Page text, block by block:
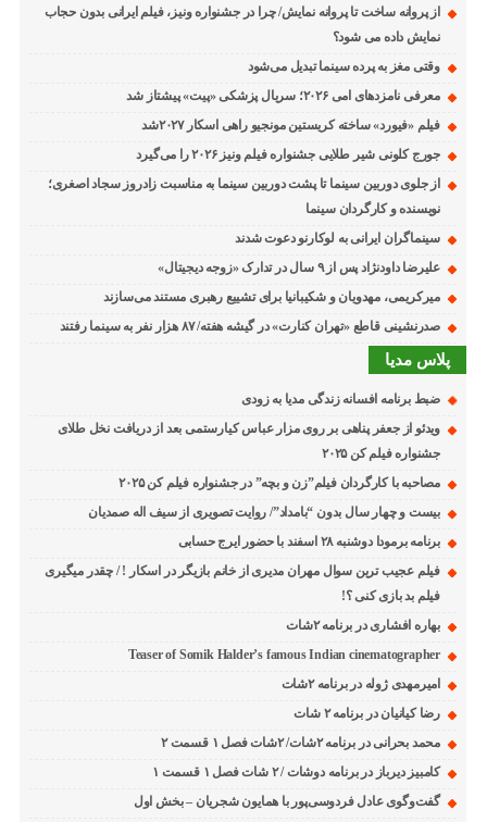
از پروانه ساخت تا پروانه نمایش/ چرا در جشنواره ونیز، فیلم ایرانی بدون حجاب
نمایش داده می شود؟
وقتی مغز به پرده سینما تبدیل می‌شود
معرفی نامزدهای امی ۲۰۲۶؛ سریال پزشکی «پیت» پیشتاز شد
فیلم «فیورد» ساخته کریستین مونجیو راهی اسکار ۲۰۲۷شد
جورج کلونی شیر طلایی جشنواره فیلم ونیز ۲۰۲۶ را می‌گیرد
از جلوی دوربین سینما تا پشت دوربین سینما به مناسبت زادروز سجاد اصغری؛
نویسنده و کارگردان سینما
سینماگران ایرانی به لوکارنو دعوت شدند
علیرضا داودنژاد پس از ۹ سال در تدارک «زوجه دیجیتال»
میرکریمی، مهدویان و شکیبانیا برای تشییع رهبری مستند می‌سازند
صدرنشینی قاطع «تهران کنارت» در گیشه هفته/ ۸۷ هزار نفر به سینما رفتند
پلاس مدیا
ضبط برنامه افسانه زندگی مدیا به زودی
ویدئو از جعفر پناهی بر روی مزار عباس کیارستمی بعد از دریافت نخل طلای
جشنواره فیلم کن ۲۰۲۵
مصاحبه با کارگردان فیلم”زن و بچه” در جشنواره فیلم کن ۲۰۲۵
بیست و چهار سال بدون “بامداد”/ روایت تصویری از سیف اله صمدیان
برنامه برمودا دوشنبه ۲۸ اسفند با حضور ایرج حسابی
فیلم عجیب ترین سوال مهران مدیری از خانم بازیگر در اسکار ! / چقدر میگیری
فیلم بد بازی کنی ؟!
بهاره افشاری در برنامه ۲شات
Teaser of Somik Halder’s famous Indian cinematographer
امیرمهدی ژوله در برنامه ۲شات
رضا کیانیان در برنامه ۲ شات
محمد بحرانی در برنامه ۲شات/ ۲شات فصل ۱ قسمت ۲
کامبیز دیرباز در برنامه دوشات / ۲ شات فصل ۱ قسمت ۱
گفت‌وگوی عادل فردوسی‌پور با همایون شجریان – بخش اول